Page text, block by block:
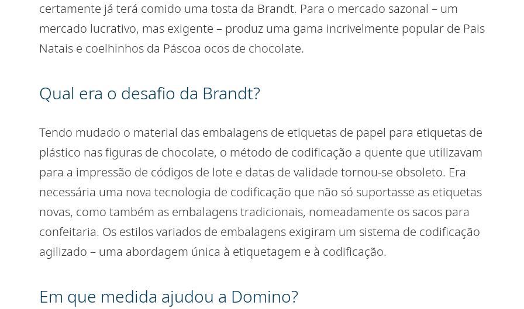
certamente já terá comido uma tosta da Brandt. Para o mercado sazonal – um
mercado lucrativo, mas exigente – produz uma gama incrivelmente popular de Pais
Natais e coelhinhos da Páscoa ocos de chocolate.
Qual era o desafio da Brandt?
Tendo mudado o material das embalagens de etiquetas de papel para etiquetas de
plástico nas figuras de chocolate, o método de codificação a quente que utilizavam
para a impressão de códigos de lote e datas de validade tornou-se obsoleto. Era
necessária uma nova tecnologia de codificação que não só suportasse as etiquetas
novas, como também as embalagens tradicionais, nomeadamente os sacos para
confeitaria. Os estilos variados de embalagens exigiram um sistema de codificação
agilizado – uma abordagem única à etiquetagem e à codificação.
Em que medida ajudou a Domino?